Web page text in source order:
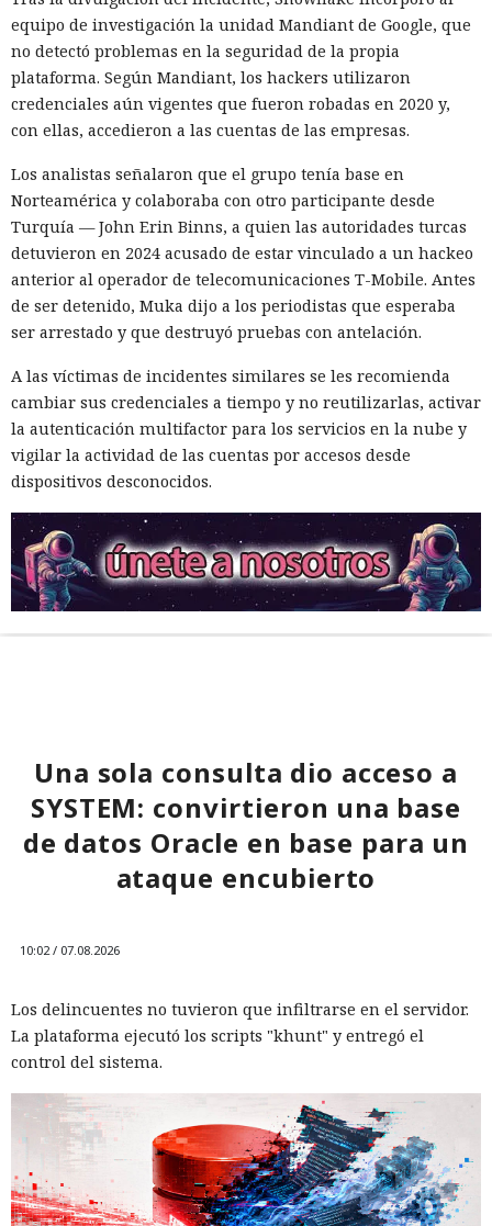
equipo de investigación la unidad Mandiant de Google, que
no detectó problemas en la seguridad de la propia
plataforma. Según Mandiant, los hackers utilizaron
credenciales aún vigentes que fueron robadas en 2020 y,
con ellas, accedieron a las cuentas de las empresas.
Los analistas señalaron que el grupo tenía base en
Norteamérica y colaboraba con otro participante desde
Turquía — John Erin Binns, a quien las autoridades turcas
detuvieron en 2024 acusado de estar vinculado a un hackeo
anterior al operador de telecomunicaciones T-Mobile. Antes
de ser detenido, Muka dijo a los periodistas que esperaba
ser arrestado y que destruyó pruebas con antelación.
A las víctimas de incidentes similares se les recomienda
cambiar sus credenciales a tiempo y no reutilizarlas, activar
la autenticación multifactor para los servicios en la nube y
vigilar la actividad de las cuentas por accesos desde
dispositivos desconocidos.
Una sola consulta dio acceso a
SYSTEM: convirtieron una base
de datos Oracle en base para un
ataque encubierto
10:02 / 07.08.2026
Los delincuentes no tuvieron que infiltrarse en el servidor.
La plataforma ejecutó los scripts "khunt" y entregó el
control del sistema.